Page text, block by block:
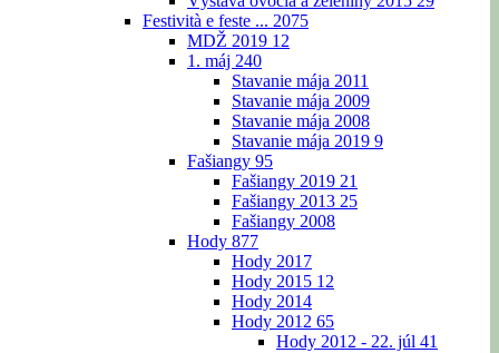
Festività e feste ... 2075
MDŽ 2019 12
1. máj 240
Stavanie mája 2011
Stavanie mája 2009
Stavanie mája 2008
Stavanie mája 2019 9
Fašiangy 95
Fašiangy 2019 21
Fašiangy 2013 25
Fašiangy 2008
Hody 877
Hody 2017
Hody 2015 12
Hody 2014
Hody 2012 65
Hody 2012 - 22. júl 41